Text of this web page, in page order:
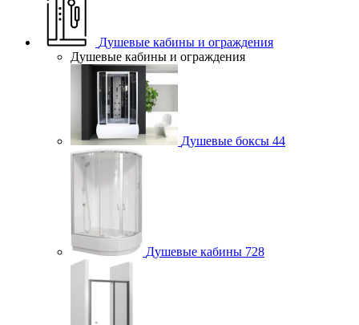
Душевые кабины и ограждения
Душевые кабины и ограждения
Душевые боксы 44
Душевые кабины 728